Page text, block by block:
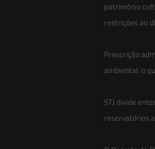
patrimônio
restrições ao
Prescrição
ambiental: o
STJ divide
reservatórios